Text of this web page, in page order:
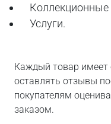
Коллекционные
Услуги.
Каждый товар имеет
оставлять отзывы
покупателям
заказом.